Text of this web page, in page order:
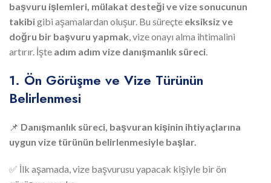
başvuru işlemleri, mülakat desteği ve vize sonucunun
takibigibi aşamalardan oluşur. Bu süreçte eksiksiz ve
doğru bir başvuru yapmak, vize onayı alma ihtimalini
artırır. İşte adım adım vize danışmanlık süreci.
1. Ön Görüşme ve Vize Türünün
Belirlenmesi
📌 Danışmanlık süreci, başvuran kişinin ihtiyaçlarına
uygun vize türünün belirlenmesiyle başlar.
✅ İlk aşamada, vize başvurusu yapacak kişiyle bir ön